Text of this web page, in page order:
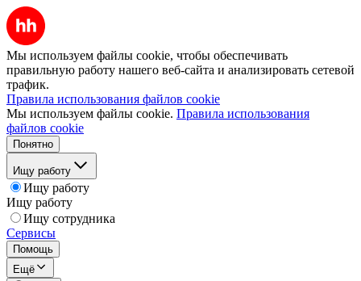
Мы используем файлы cookie, чтобы обеспечивать
правильную работу нашего веб-сайта и анализировать сетевой
трафик.
Правила использования файлов cookie
Мы используем файлы cookie. Правила использования
файлов cookie
Понятно
Ищу работу
Ищу работу
Ищу работу
Ищу сотрудника
Сервисы
Помощь
Ещё